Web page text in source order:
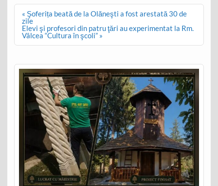
Post
navigation
« Şoferița beată de la Olăneşti a fost arestată 30 de
zile
Elevi şi profesori din patru ţări au experimentat la Rm.
Vâlcea “Cultura în şcoli” »